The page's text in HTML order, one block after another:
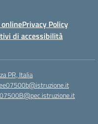
Privacy Policy
di accessibilità
PR, Italia